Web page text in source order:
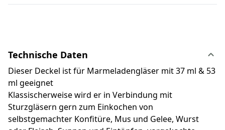
Technische Daten
Dieser Deckel ist für Marmeladengläser mit 37 ml & 53
ml geeignet
Klassischerweise wird er in Verbindung mit
Sturzgläsern gern zum Einkochen von
selbstgemachter Konfitüre, Mus und Gelee, Wurst